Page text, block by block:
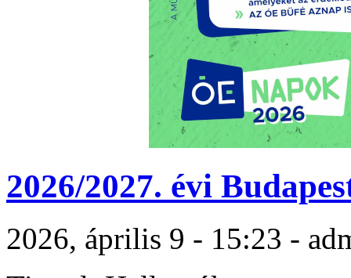
2026/2027. évi
2026, április 9 - 15:23 -